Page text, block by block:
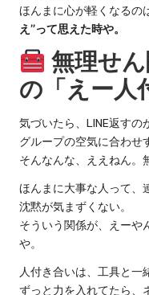
ほんまに心が軽くなるの
え”って思えた時や。
無理せ
の「えー人
気づいたら、LINE返すの
グループの空気に合わせ
そんなんな、ええねん。
ほんまに大事な人って、
沈黙が気まずくない。
そういう関係が、えーや
や。
人付き合いは、工具と一
ずっと力を入れてたら、